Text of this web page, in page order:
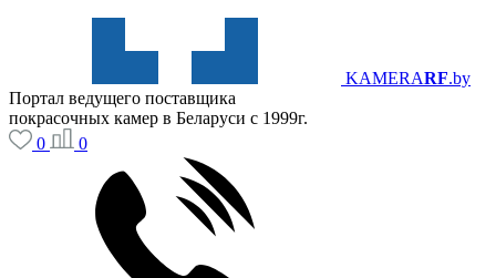
KAMERARF.by
Портал ведущего поставщика
покрасочных камер в Беларуси с 1999г.
0
0